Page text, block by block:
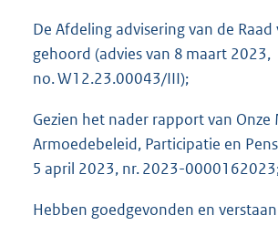
De Afdeling advisering van de Raad
gehoord (advies van 8 maart 2023,
no. W12.23.00043/III);
Gezien het nader rapport van
Armoedebeleid, Participatie en
5 april 2023, nr. 2023-
Hebben goedgevonden en